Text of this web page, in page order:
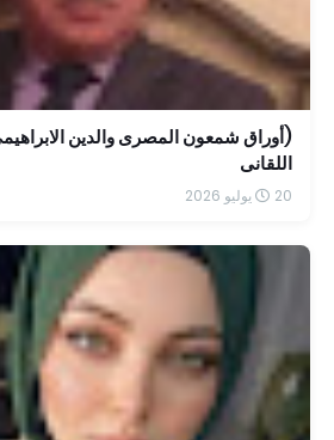
(أوراق شمعون المصرى والدين
اللقانى
20 يوليو 2026